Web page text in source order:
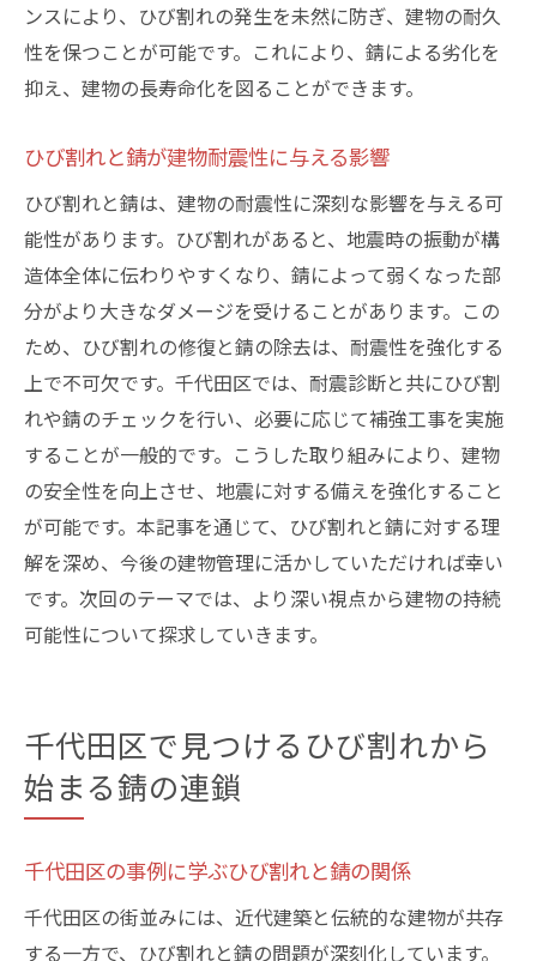
ンスにより、ひび割れの発生を未然に防ぎ、建物の耐久
性を保つことが可能です。これにより、錆による劣化を
抑え、建物の長寿命化を図ることができます。
ひび割れと錆が建物耐震性に与える影響
ひび割れと錆は、建物の耐震性に深刻な影響を与える可
能性があります。ひび割れがあると、地震時の振動が構
造体全体に伝わりやすくなり、錆によって弱くなった部
分がより大きなダメージを受けることがあります。この
ため、ひび割れの修復と錆の除去は、耐震性を強化する
上で不可欠です。千代田区では、耐震診断と共にひび割
れや錆のチェックを行い、必要に応じて補強工事を実施
することが一般的です。こうした取り組みにより、建物
の安全性を向上させ、地震に対する備えを強化すること
が可能です。本記事を通じて、ひび割れと錆に対する理
解を深め、今後の建物管理に活かしていただければ幸い
です。次回のテーマでは、より深い視点から建物の持続
可能性について探求していきます。
千代田区で見つけるひび割れから
始まる錆の連鎖
千代田区の事例に学ぶひび割れと錆の関係
千代田区の街並みには、近代建築と伝統的な建物が共存
する一方で、ひび割れと錆の問題が深刻化しています。